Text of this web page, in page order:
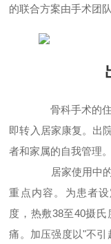
的联合方案由手术团
出
骨科手术的住
即转入居家康复。出
者和家属的自我管理。
居家使用中的
重点内容。为患者
度，热敷38至40摄
痛。加压强度以"不引